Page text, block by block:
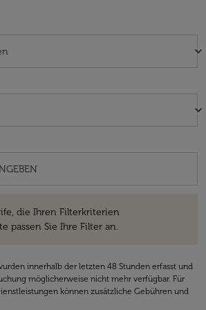
keyboard_arrow_down
keyboard_arrow_down
die Ihren Filterkriterien
passen Sie Ihre Filter an.
innerhalb der letzten 48 Stunden erfasst und
möglicherweise nicht mehr verfügbar. Für
können zusätzliche Gebühren und